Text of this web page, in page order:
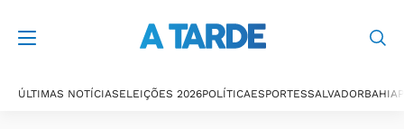
ÚLTIMAS NOTÍCIASELEIÇÕES 2026POLÍTICAESPORTESSALVADORBAHIA